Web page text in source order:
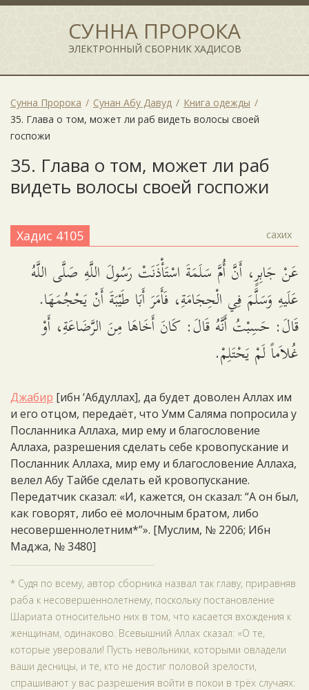
СУННА ПРОРОКА
ЭЛЕКТРОННЫЙ СБОРНИК ХАДИСОВ
Сунна Пророка Сунан Абу Давуд
Книга одежды
35. Глава о том, может ли раб видеть волосы своей
госпожи
35. Глава о том, может ли раб
видеть волосы своей госпожи
Хадис 4105 сахих
عَنْ جَابِرٍ، أَنَّ أُمَّ سَلَمَةَ اسْتَأْذَنَتْ رَسُولَ اللَّهِ صَلَّى اللَّهُ
عَلَيهِ وَسَلَّمَ فِي الْحِجَامَةِ، فَأَمَرَ أَبَا طَيْبَةَ أَنْ يَحْجُمَهَا.
قَالَ: حَسِبْتُ أَنَّهُ قَالَ: كَانَ أَخَاهَا مِنَ الرَّضَاعَةِ، أَوْ
غُلاَماً لَمْ يَحْتَلِمْ.
Джабир [ибн ‘Абдуллах], да будет доволен Аллах им
и его отцом, передаёт, что Умм Саляма попросила у
Посланника Аллаха, мир ему и благословение
Аллаха, разрешения сделать себе кровопускание и
Посланник Аллаха, мир ему и благословение Аллаха,
велел Абу Тайбе сделать ей кровопускание.
Передатчик сказал: «И, кажется, он сказал: “А он был,
как говорят, либо её молочным братом, либо
несовершеннолетним*”». [Муслим, № 2206; Ибн
Маджа, № 3480]
* Судя по всему, автор сборника назвал так главу, приравняв
раба к несовершеннолетнему, поскольку постановление
Шариата относительно них в том, что касается вхождения к
женщинам, одинаково. Всевышний Аллах сказал: «О те,
которые уверовали! Пусть невольники, которыми овладели
ваши десницы, и те, кто не достиг половой зрелости,
спрашивают у вас разрешения войти в покои в трёх случаях: